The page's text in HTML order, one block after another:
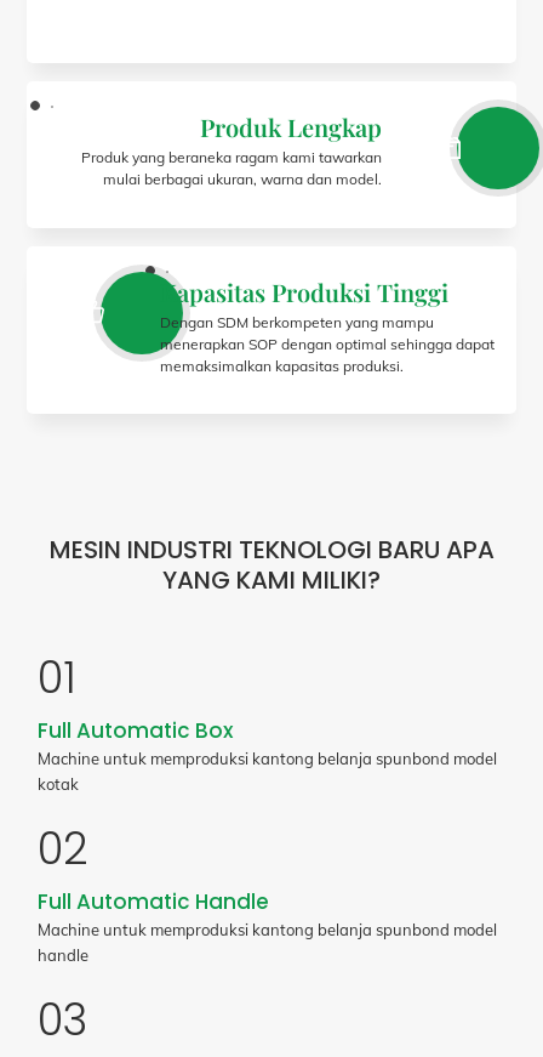
Produk Lengkap
Produk yang beraneka ragam kami tawarkan
mulai berbagai ukuran, warna dan model.
Kapasitas Produksi Tinggi
Dengan SDM berkompeten yang mampu
menerapkan SOP dengan optimal sehingga dapat
memaksimalkan kapasitas produksi.
MESIN INDUSTRI TEKNOLOGI BARU APA
YANG KAMI MILIKI?
01
Full Automatic Box
Machine untuk memproduksi kantong belanja spunbond model
kotak
02
Full Automatic Handle
Machine untuk memproduksi kantong belanja spunbond model
handle
03